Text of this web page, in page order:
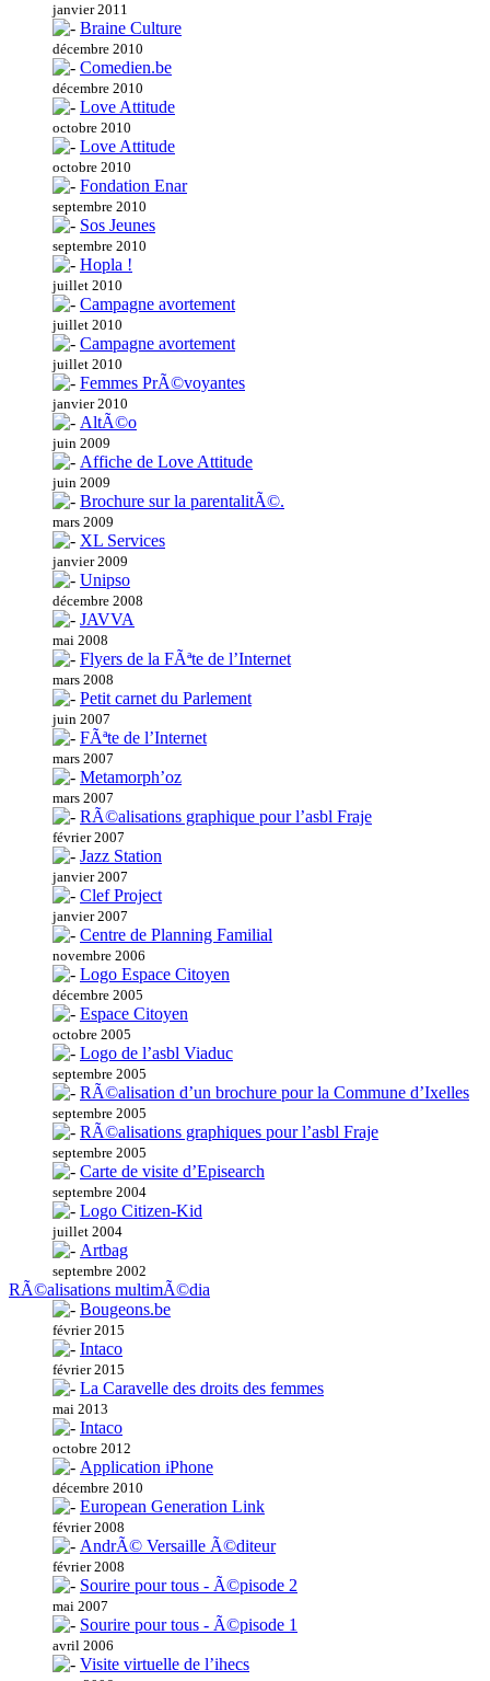
janvier 2011
Braine Culture
décembre 2010
Comedien.be
décembre 2010
Love Attitude
octobre 2010
Love Attitude
octobre 2010
Fondation Enar
septembre 2010
Sos Jeunes
septembre 2010
Hopla !
juillet 2010
Campagne avortement
juillet 2010
Campagne avortement
juillet 2010
Femmes PrÃ©voyantes
janvier 2010
AltÃ©o
juin 2009
Affiche de Love Attitude
juin 2009
Brochure sur la parentalitÃ©.
mars 2009
XL Services
janvier 2009
Unipso
décembre 2008
JAVVA
mai 2008
Flyers de la FÃªte de l’Internet
mars 2008
Petit carnet du Parlement
juin 2007
FÃªte de l’Internet
mars 2007
Metamorph’oz
mars 2007
RÃ©alisations graphique pour l’asbl Fraje
février 2007
Jazz Station
janvier 2007
Clef Project
janvier 2007
Centre de Planning Familial
novembre 2006
Logo Espace Citoyen
décembre 2005
Espace Citoyen
octobre 2005
Logo de l’asbl Viaduc
septembre 2005
RÃ©alisation d’un brochure pour la Commune d’Ixelles
septembre 2005
RÃ©alisations graphiques pour l’asbl Fraje
septembre 2005
Carte de visite d’Episearch
septembre 2004
Logo Citizen-Kid
juillet 2004
Artbag
septembre 2002
RÃ©alisations multimÃ©dia
Bougeons.be
février 2015
Intaco
février 2015
La Caravelle des droits des femmes
mai 2013
Intaco
octobre 2012
Application iPhone
décembre 2010
European Generation Link
février 2008
AndrÃ© Versaille Ã©diteur
février 2008
Sourire pour tous - Ã©pisode 2
mai 2007
Sourire pour tous - Ã©pisode 1
avril 2006
Visite virtuelle de l’ihecs